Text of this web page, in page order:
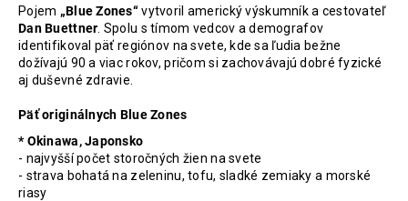
Pojem „Blue Zones“vytvoril americký výskumník a cestovateľ
Dan Buettner . Spolu s tímom vedcov a demografov
identifikoval päť regiónov na svete, kde sa ľudia bežne
dožívajú 90 a viac rokov, pričom si zachovávajú dobré fyzické
aj duševné zdravie.
Päť originálnych Blue Zones
* Okinawa, Japonsko
- najvyšší počet storočných žien na svete
- strava bohatá na zeleninu, tofu, sladké zemiaky a morské
riasy